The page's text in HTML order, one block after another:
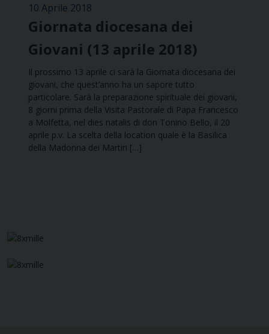
10 Aprile 2018
Giornata diocesana dei
Giovani (13 aprile 2018)
Il prossimo 13 aprile ci sarà la Giornata diocesana dei
giovani, che quest’anno ha un sapore tutto
particolare. Sarà la preparazione spirituale dei giovani,
8 giorni prima della Visita Pastorale di Papa Francesco
a Molfetta, nel dies natalis di don Tonino Bello, il 20
aprile p.v. La scelta della location quale è la Basilica
della Madonna dei Martiri […]